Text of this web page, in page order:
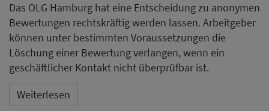
Das OLG Hamburg hat eine Entscheidung zu anonymen
Bewertungen rechtskräftig werden lassen. Arbeitgeber
können unter bestimmten Voraussetzungen die
Löschung einer Bewertung verlangen, wenn ein
geschäftlicher Kontakt nicht überprüfbar ist.
Weiterlesen